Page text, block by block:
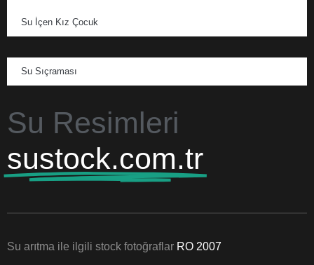
Su İçen Kız Çocuk
Su Sıçraması
Su Resimleri
sustock.com.tr
Su arıtma ile ilgili stock fotoğraflar RO 2007